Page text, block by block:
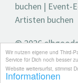
Wir nutzen eigene und Third-
Service für Dich noch besser
Website weitersurfst, stimmst
Informationen
buchen | Event-
Artisten buchen
© 2026
industry /